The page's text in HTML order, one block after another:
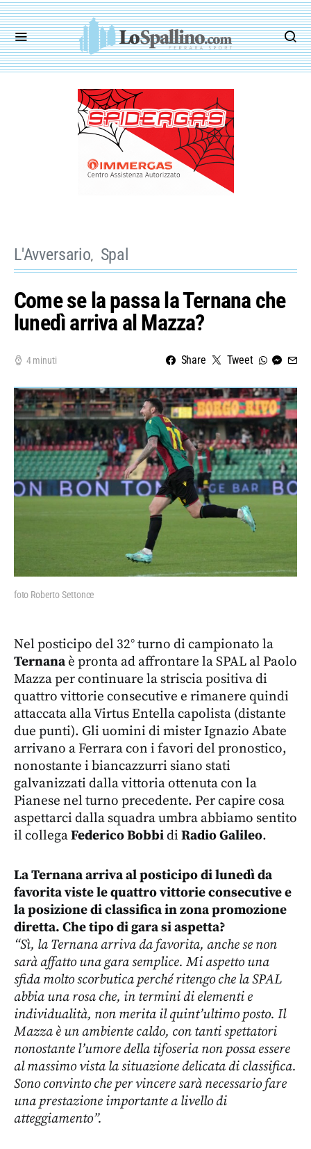
L'Avversario Spal
Come se la passa la Ternana che
lunedì arriva al Mazza?
4 minuti Share Tweet
foto Roberto Settonce
Nel posticipo del 32° turno di campionato la
Ternanaè pronta ad affrontare la SPAL al Paolo
Mazza per continuare la striscia positiva di
quattro vittorie consecutive e rimanere quindi
attaccata alla Virtus Entella capolista (distante
due punti). Gli uomini di mister Ignazio Abate
arrivano a Ferrara con i favori del pronostico,
nonostante i biancazzurri siano stati
galvanizzati dalla vittoria ottenuta con la
Pianese nel turno precedente. Per capire cosa
aspettarci dalla squadra umbra abbiamo sentito
il collegaFederico Bobbidi Radio Galileo.
⁠La Ternana arriva al posticipo di lunedì da
favorita viste le quattro vittorie consecutive e
la posizione di classifica in zona promozione
diretta. Che tipo di gara si aspetta?
“Sì, la Ternana arriva da favorita, anche se non
sarà affatto una gara semplice. Mi aspetto una
sfida molto scorbutica perché ritengo che la SPAL
abbia una rosa che, in termini di elementi e
individualità, non merita il quint’ultimo posto. Il
Mazza è un ambiente caldo, con tanti spettatori
nonostante l’umore della tifoseria non possa essere
al massimo vista la situazione delicata di classifica.
Sono convinto che per vincere sarà necessario fare
una prestazione importante a livello di
atteggiamento”.